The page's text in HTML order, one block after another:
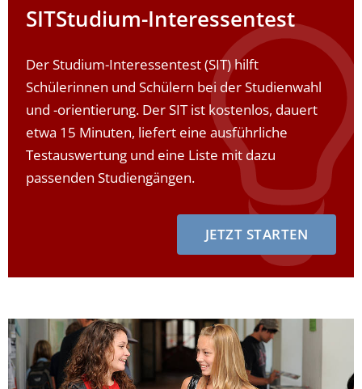
SITStudium-Interessentest
Der Studium-Interessentest (SIT) hilft
Schülerinnen und Schülern bei der Studienwahl
und -orientierung. Der SIT ist kostenlos, dauert
etwa 15 Minuten, liefert eine ausführliche
Testauswertung und eine Liste mit dazu
passenden Studiengängen.
JETZT STARTEN